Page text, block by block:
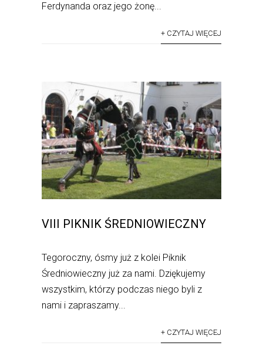
Ferdynanda oraz jego żonę...
+ CZYTAJ WIĘCEJ
VIII PIKNIK ŚREDNIOWIECZNY
Tegoroczny, ósmy już z kolei Piknik
Średniowieczny już za nami. Dziękujemy
wszystkim, którzy podczas niego byli z
nami i zapraszamy...
+ CZYTAJ WIĘCEJ